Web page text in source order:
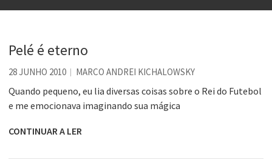
Esse tal de Rock Gaúcho
Os causos de Jorge Luis Borges
Voto obrigatório é correto?
Se queres salvar o mundo, o veganismo não é a resposta
Pelé é eterno
28 JUNHO 2010 MARCO ANDREI KICHALOWSKY
Quando pequeno, eu lia diversas coisas sobre o Rei do Futebol
e me emocionava imaginando sua mágica
CONTINUAR A LER